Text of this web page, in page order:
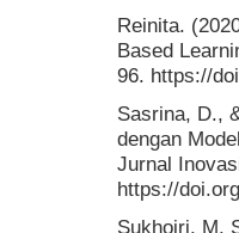
Reinita.
Based
96. https://
Sasrina, D.,
dengan
Jurnal
https://
Sukhoiri, M.